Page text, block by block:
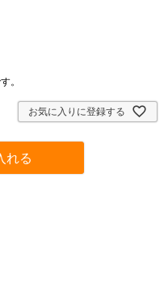
。
お気に入りに登録する
れる